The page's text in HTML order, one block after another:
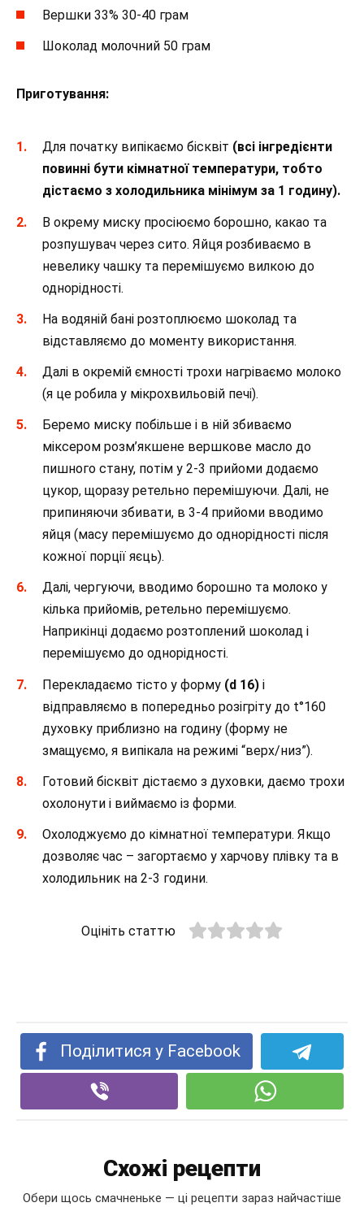
Вершки 33% 30-40 грам
Шоколад молочний 50 грам
Приготування:
Для початку випікаємо бісквіт (всі інгредієнти
повинні бути кімнатної температури, тобто
дістаємо з холодильника мінімум за 1 годину).
В окрему миску просіюємо борошно, какао та
розпушувач через сито. Яйця розбиваємо в
невелику чашку та перемішуємо вилкою до
однорідності.
На водяній бані розтоплюємо шоколад та
відставляємо до моменту використання.
Далі в окремій ємності трохи нагріваємо молоко
(я це робила у мікрохвильовій печі).
Беремо миску побільше і в ній збиваємо
міксером розм’якшене вершкове масло до
пишного стану, потім у 2-3 прийоми додаємо
цукор, щоразу ретельно перемішуючи. Далі, не
припиняючи збивати, в 3-4 прийоми вводимо
яйця (масу перемішуємо до однорідності після
кожної порції яєць).
Далі, чергуючи, вводимо борошно та молоко у
кілька прийомів, ретельно перемішуємо.
Наприкінці додаємо розтоплений шоколад і
перемішуємо до однорідності.
Перекладаємо тісто у форму (d 16) і
відправляємо в попередньо розігріту до t°160
духовку приблизно на годину (форму не
змащуємо, я випікала на режимі “верх/низ”).
Готовий бісквіт дістаємо з духовки, даємо трохи
охолонути і виймаємо із форми.
Охолоджуємо до кімнатної температури. Якщо
дозволяє час – загортаємо у харчову плівку та в
холодильник на 2-3 години.
Оцініть статтю
Поділитися у Facebook
Схожі рецепти
Обери щось смачненьке — ці рецепти зараз найчастіше